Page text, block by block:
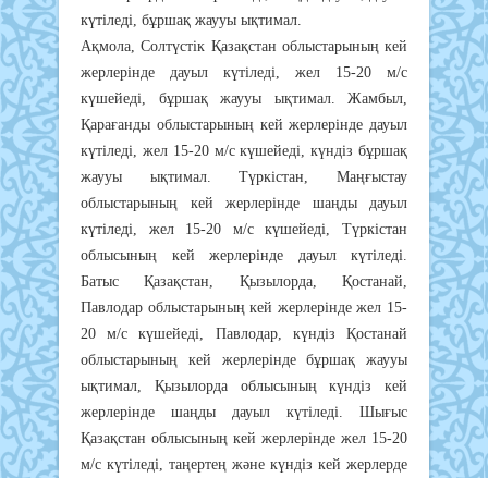
күтіледі, бұршақ жаууы ықтимал.
Ақмола, Солтүстік Қазақстан облыстарының кей
жерлерінде дауыл күтіледі, жел 15-20 м/с
күшейеді, бұршақ жаууы ықтимал. Жамбыл,
Қарағанды облыстарының кей жерлерінде дауыл
күтіледі, жел 15-20 м/с күшейеді, күндіз бұршақ
жаууы ықтимал. Түркістан, Маңғыстау
облыстарының кей жерлерінде шаңды дауыл
күтіледі, жел 15-20 м/с күшейеді, Түркістан
облысының кей жерлерінде дауыл күтіледі.
Батыс Қазақстан, Қызылорда, Қостанай,
Павлодар облыстарының кей жерлерінде жел 15-
20 м/с күшейеді, Павлодар, күндіз Қостанай
облыстарының кей жерлерінде бұршақ жаууы
ықтимал, Қызылорда облысының күндіз кей
жерлерінде шаңды дауыл күтіледі. Шығыс
Қазақстан облысының кей жерлерінде жел 15-20
м/с күтіледі, таңертең және күндіз кей жерлерде